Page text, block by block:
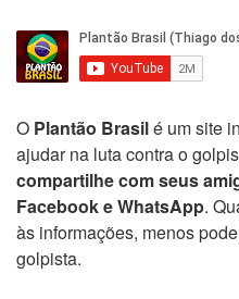
O Plantão Brasilé um site
ajudar na luta contra o
compartilhe com seus
Facebook e WhatsApp.
às informações, menos
golpista.